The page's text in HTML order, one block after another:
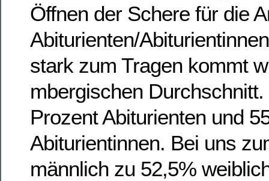
Öffnen der Schere für die
Abiturienten/
stark zum Tragen kommt
mbergischen
Prozent Abiturienten und
Abiturientinnen. Bei uns
männlich zu 52,5%